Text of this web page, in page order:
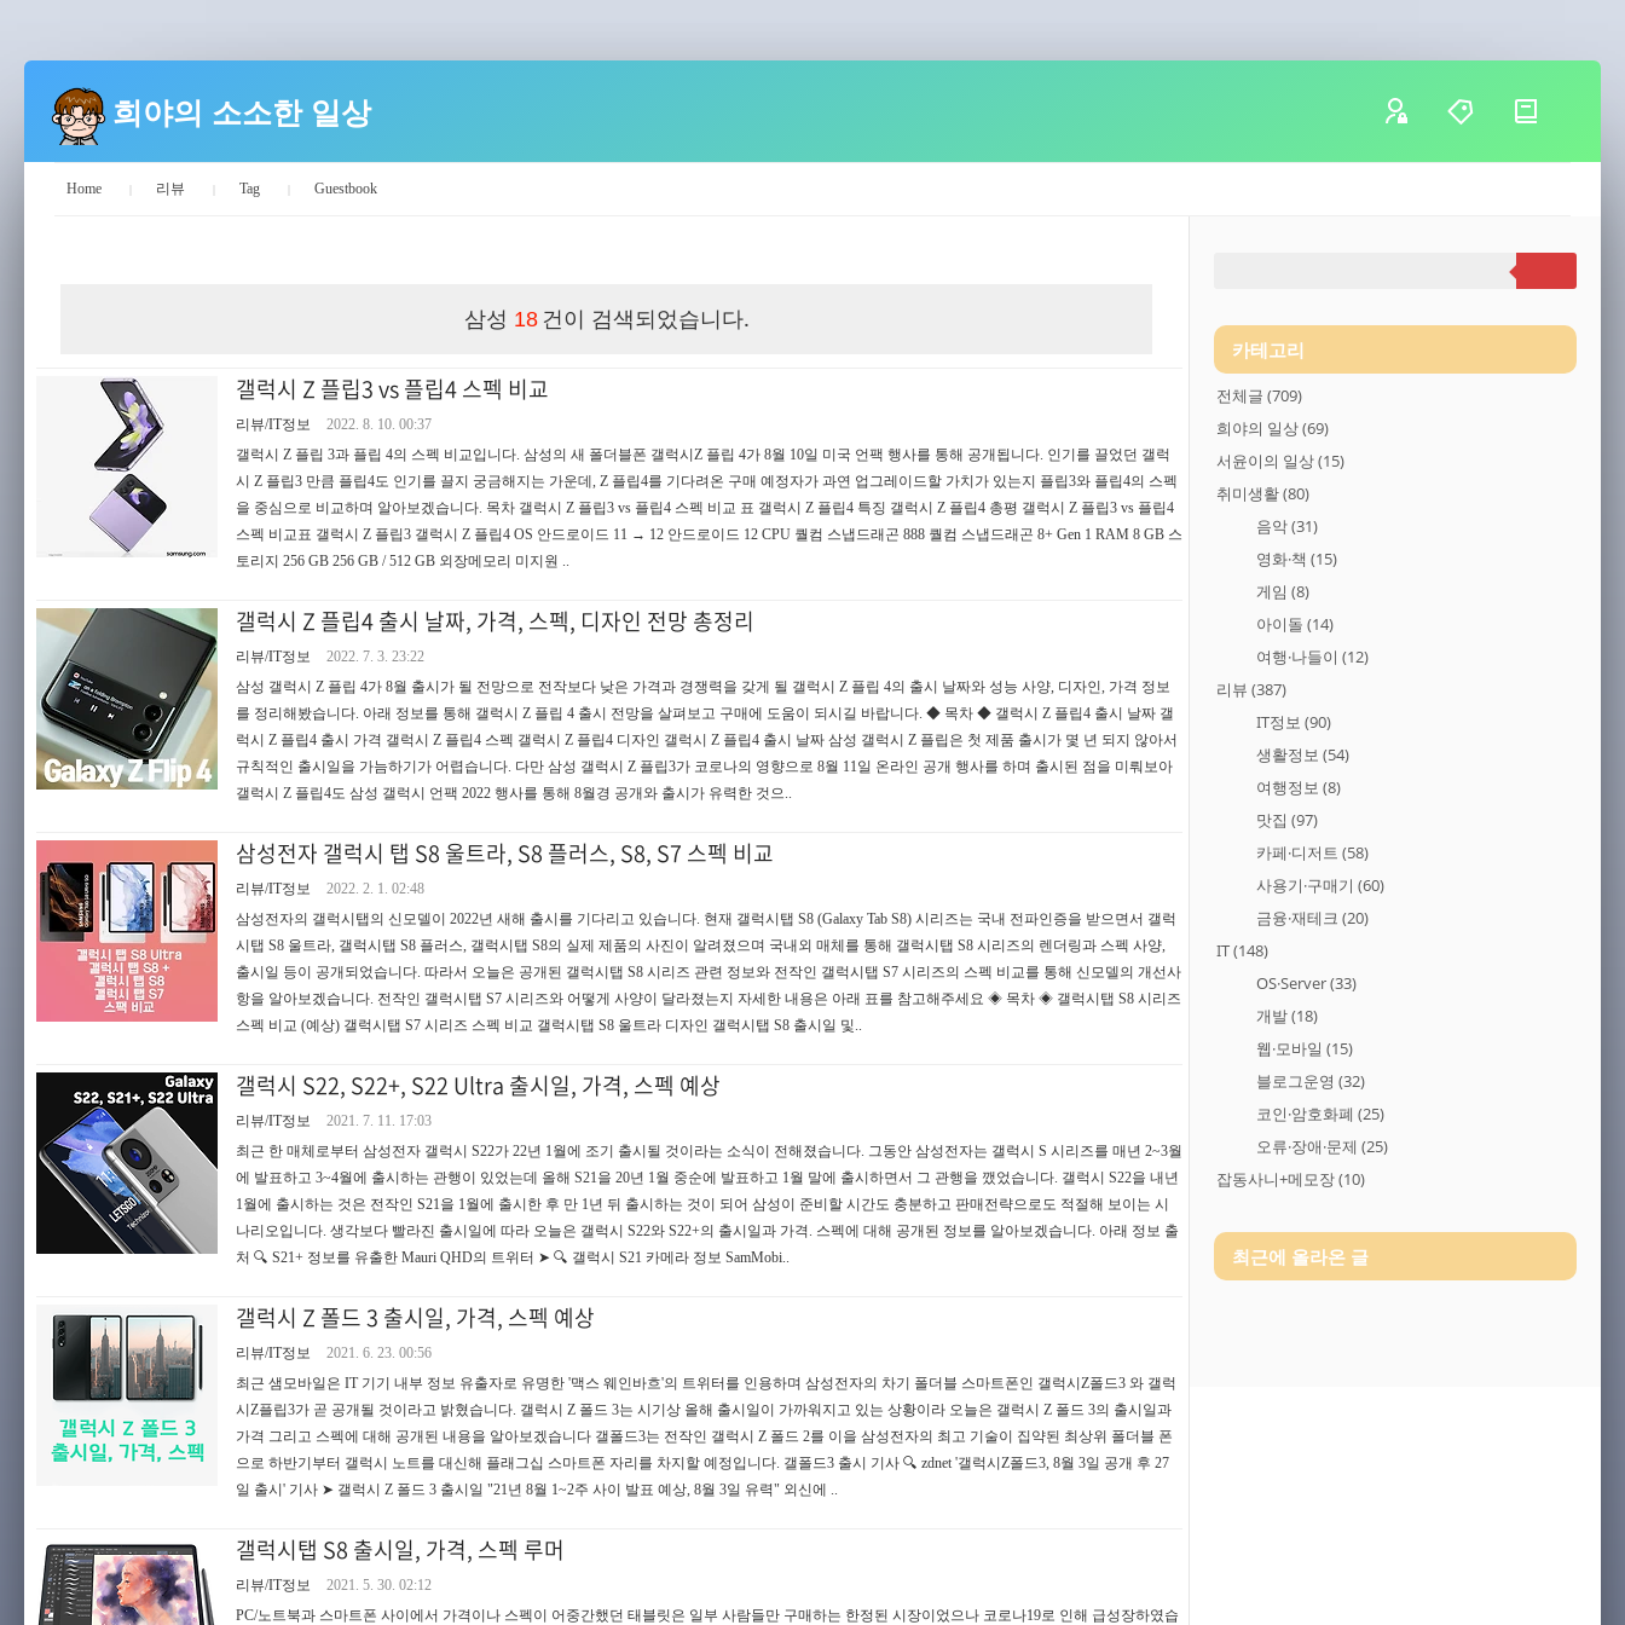
희야의 소소한 일상
Home 리뷰 Tag Guestbook
삼성 18 건이 검색되었습니다.
갤럭시 Z 플립3 vs 플립4 스펙 비교
리뷰/IT정보
2022. 8. 10. 00:37
갤럭시 Z 플립 3과 플립 4의 스펙 비교입니다. 삼성의 새 폴더블폰 갤럭시Z 플립 4가 8월 10일 미국 언팩 행사를 통해 공개됩니다. 인기를 끌었던 갤럭
시 Z 플립3 만큼 플립4도 인기를 끌지 궁금해지는 가운데, Z 플립4를 기다려온 구매 예정자가 과연 업그레이드할 가치가 있는지 플립3와 플립4의 스펙
을 중심으로 비교하며 알아보겠습니다. 목차 갤럭시 Z 플립3 vs 플립4 스펙 비교 표 갤럭시 Z 플립4 특징 갤럭시 Z 플립4 총평 갤럭시 Z 플립3 vs 플립4
스펙 비교표 갤럭시 Z 플립3 갤럭시 Z 플립4 OS 안드로이드 11 → 12 안드로이드 12 CPU 퀄컴 스냅드래곤 888 퀄컴 스냅드래곤 8+ Gen 1 RAM 8 GB 스
토리지 256 GB 256 GB / 512 GB 외장메모리 미지원 ..
갤럭시 Z 플립4 출시 날짜, 가격, 스펙, 디자인 전망 총정리
리뷰/IT정보
2022. 7. 3. 23:22
삼성 갤럭시 Z 플립 4가 8월 출시가 될 전망으로 전작보다 낮은 가격과 경쟁력을 갖게 될 갤럭시 Z 플립 4의 출시 날짜와 성능 사양, 디자인, 가격 정보
를 정리해봤습니다. 아래 정보를 통해 갤럭시 Z 플립 4 출시 전망을 살펴보고 구매에 도움이 되시길 바랍니다. ◆ 목차 ◆ 갤럭시 Z 플립4 출시 날짜 갤
럭시 Z 플립4 출시 가격 갤럭시 Z 플립4 스펙 갤럭시 Z 플립4 디자인 갤럭시 Z 플립4 출시 날짜 삼성 갤럭시 Z 플립은 첫 제품 출시가 몇 년 되지 않아서
규칙적인 출시일을 가늠하기가 어렵습니다. 다만 삼성 갤럭시 Z 플립3가 코로나의 영향으로 8월 11일 온라인 공개 행사를 하며 출시된 점을 미뤄보아
갤럭시 Z 플립4도 삼성 갤럭시 언팩 2022 행사를 통해 8월경 공개와 출시가 유력한 것으..
삼성전자 갤럭시 탭 S8 울트라, S8 플러스, S8, S7 스펙 비교
리뷰/IT정보
2022. 2. 1. 02:48
삼성전자의 갤럭시탭의 신모델이 2022년 새해 출시를 기다리고 있습니다. 현재 갤럭시탭 S8 (Galaxy Tab S8) 시리즈는 국내 전파인증을 받으면서 갤럭
시탭 S8 울트라, 갤럭시탭 S8 플러스, 갤럭시탭 S8의 실제 제품의 사진이 알려졌으며 국내외 매체를 통해 갤럭시탭 S8 시리즈의 렌더링과 스펙 사양,
출시일 등이 공개되었습니다. 따라서 오늘은 공개된 갤럭시탭 S8 시리즈 관련 정보와 전작인 갤럭시탭 S7 시리즈의 스펙 비교를 통해 신모델의 개선사
항을 알아보겠습니다. 전작인 갤럭시탭 S7 시리즈와 어떻게 사양이 달라졌는지 자세한 내용은 아래 표를 참고해주세요 ◈ 목차 ◈ 갤럭시탭 S8 시리즈
스펙 비교 (예상) 갤럭시탭 S7 시리즈 스펙 비교 갤럭시탭 S8 울트라 디자인 갤럭시탭 S8 출시일 및..
갤럭시 S22, S22+, S22 Ultra 출시일, 가격, 스펙 예상
리뷰/IT정보
2021. 7. 11. 17:03
최근 한 매체로부터 삼성전자 갤럭시 S22가 22년 1월에 조기 출시될 것이라는 소식이 전해졌습니다. 그동안 삼성전자는 갤럭시 S 시리즈를 매년 2~3월
에 발표하고 3~4월에 출시하는 관행이 있었는데 올해 S21을 20년 1월 중순에 발표하고 1월 말에 출시하면서 그 관행을 깼었습니다. 갤럭시 S22을 내년
1월에 출시하는 것은 전작인 S21을 1월에 출시한 후 만 1년 뒤 출시하는 것이 되어 삼성이 준비할 시간도 충분하고 판매전략으로도 적절해 보이는 시
나리오입니다. 생각보다 빨라진 출시일에 따라 오늘은 갤럭시 S22와 S22+의 출시일과 가격. 스펙에 대해 공개된 정보를 알아보겠습니다. 아래 정보 출
처 🔍 S21+ 정보를 유출한 Mauri QHD의 트위터 ➤ 🔍 갤럭시 S21 카메라 정보 SamMobi..
갤럭시 Z 폴드 3 출시일, 가격, 스펙 예상
리뷰/IT정보
2021. 6. 23. 00:56
최근 샘모바일은 IT 기기 내부 정보 유출자로 유명한 '맥스 웨인바흐'의 트위터를 인용하며 삼성전자의 차기 폴더블 스마트폰인 갤럭시Z폴드3 와 갤럭
시Z플립3가 곧 공개될 것이라고 밝혔습니다. 갤럭시 Z 폴드 3는 시기상 올해 출시일이 가까워지고 있는 상황이라 오늘은 갤럭시 Z 폴드 3의 출시일과
가격 그리고 스펙에 대해 공개된 내용을 알아보겠습니다 갤폴드3는 전작인 갤럭시 Z 폴드 2를 이을 삼성전자의 최고 기술이 집약된 최상위 폴더블 폰
으로 하반기부터 갤럭시 노트를 대신해 플래그십 스마트폰 자리를 차지할 예정입니다. 갤폴드3 출시 기사 🔍 zdnet '갤럭시Z폴드3, 8월 3일 공개 후 27
일 출시' 기사 ➤ 갤럭시 Z 폴드 3 출시일 "21년 8월 1~2주 사이 발표 예상, 8월 3일 유력" 외신에 ..
갤럭시탭 S8 출시일, 가격, 스펙 루머
리뷰/IT정보
2021. 5. 30. 02:12
PC/노트북과 스마트폰 사이에서 가격이나 스펙이 어중간했던 태블릿은 일부 사람들만 구매하는 한정된 시장이었으나 코로나19로 인해 급성장하였습
카테고리
전체글 (709)
희야의 일상(69)
서윤이의 일상(15)
취미생활(80)
음악(31)
영화·책 (15)
게임 (8)
아이돌 (14)
여행·나들이 (12)
리뷰 (387)
IT정보 (90)
생활정보 (54)
여행정보 (8)
맛집 (97)
카페·디저트 (58)
사용기·구매기 (60)
금융·재테크 (20)
IT(148)
OS·Server(33)
개발(18)
웹·모바일 (15)
블로그운영 (32)
코인·암호화폐 (25)
오류·장애·문제 (25)
잡동사니+메모장(10)
최근에 올라온 글